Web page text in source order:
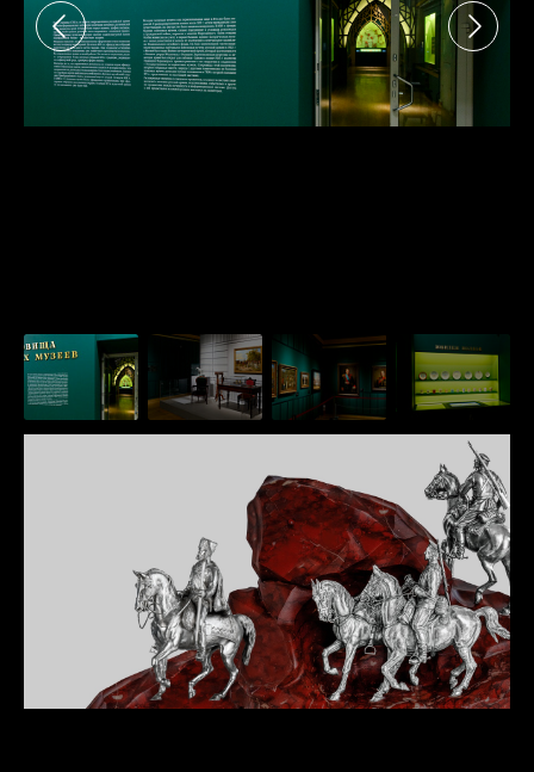
Опрос о качестве работы музея
о качестве работы музея. Ваше